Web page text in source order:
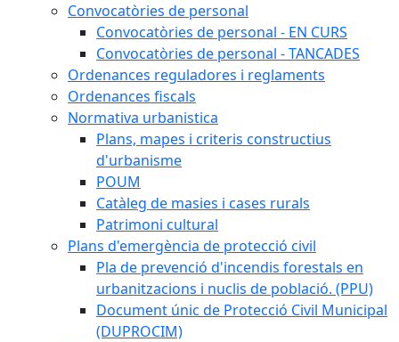
Convocatòries de personal
Convocatòries de personal - EN CURS
Convocatòries de personal - TANCADES
Ordenances reguladores i reglaments
Ordenances fiscals
Normativa urbanistica
Plans, mapes i criteris constructius
d'urbanisme
POUM
Catàleg de masies i cases rurals
Patrimoni cultural
Plans d'emergència de protecció civil
Pla de prevenció d'incendis forestals en
urbanitzacions i nuclis de població. (PPU)
Document únic de Protecció Civil Municipal
(DUPROCIM)